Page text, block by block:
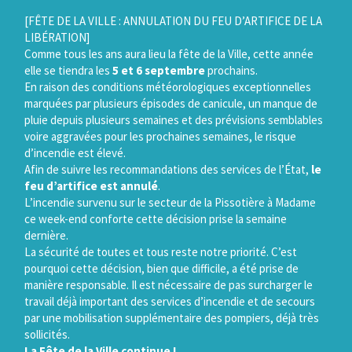
[FÊTE DE LA VILLE : ANNULATION DU FEU D’ARTIFICE DE LA
LIBÉRATION]
Comme tous les ans aura lieu la fête de la Ville, cette année
elle se tiendra les 5 et 6 septembreprochains.
En raison des conditions météorologiques exceptionnelles
marquées par plusieurs épisodes de canicule, un manque de
pluie depuis plusieurs semaines et des prévisions semblables
voire aggravées pour les prochaines semaines, le risque
d’incendie est élevé.
Afin de suivre les recommandations des services de l’État, le
feu d’artifice est annulé.
L’incendie survenu sur le secteur de la Pissotière à Madame
ce week-end conforte cette décision prise la semaine
dernière.
La sécurité de toutes et tous reste notre priorité. C’est
pourquoi cette décision, bien que difficile, a été prise de
manière responsable. Il est nécessaire de pas surcharger le
travail déjà important des services d’incendie et de secours
par une mobilisation supplémentaire des pompiers, déjà très
sollicités.